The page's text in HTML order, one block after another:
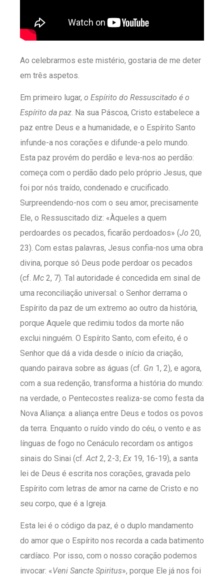
Ao celebrarmos este mistério, gostaria de me deter
em três aspetos.
Em primeiro lugar, o Espírito do Ressuscitado é o
Espírito da paz. Na sua Páscoa, Cristo estabelece a
paz entre Deus e a humanidade, e o Espírito Santo
infunde-a nos corações e difunde-a pelo mundo.
Esta paz provém do perdão e leva-nos ao perdão:
começa com o perdão dado pelo próprio Jesus, que
foi por nós traído, condenado e crucificado.
Surpreendendo-nos com o seu amor, precisamente
Ele, o Ressuscitado diz: «Àqueles a quem
perdoardes os pecados, ficarão perdoados» (Jo 20,
23). Com estas palavras, Jesus confia-nos uma obra
divina, porque só Deus pode perdoar os pecados
(cf. Mc 2, 7). Tal autoridade é concedida em sinal de
uma reconciliação universal: o Senhor derrama o
Espírito da paz de um extremo ao outro da história,
porque Aquele que redimiu todos da morte não
exclui ninguém. O Espírito Santo, com efeito, é o
Senhor que dá a vida desde o início da criação,
quando pairava sobre as águas (cf. Gn 1, 2), e agora,
com a sua redenção, transforma a história do mundo:
na verdade, o Pentecostes realiza-se como festa da
Nova Aliança: a aliança entre Deus e todos os povos
da terra. Enquanto o ruído vindo do céu, o vento e as
línguas de fogo no Cenáculo recordam os antigos
sinais do Sinai (cf.Act 2, 2-3; Ex 19, 16-19), a santa
lei de Deus é escrita nos corações, gravada pelo
Espírito com letras de amor na carne de Cristo e no
seu corpo, que é a Igreja.
Esta lei é o código da paz, é o duplo mandamento
do amor que o Espírito nos recorda a cada batimento
cardíaco. Por isso, com o nosso coração podemos
invocar: «Veni Sancte Spiritus», porque Ele já nos foi